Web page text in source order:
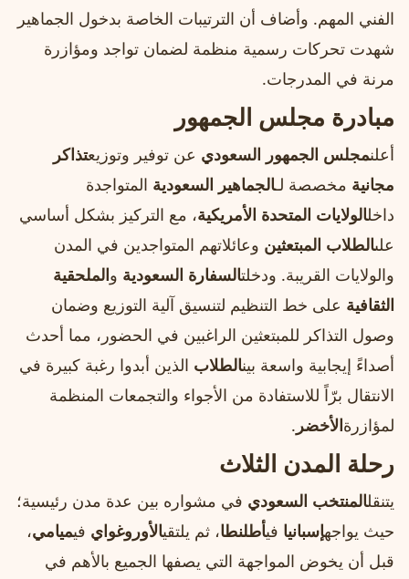
الفني المهم. وأضاف أن الترتيبات الخاصة بدخول الجماهير
شهدت تحركات رسمية منظمة لضمان تواجد ومؤازرة
مرنة في المدرجات.
مبادرة مجلس الجمهور
أعلنمجلس الجمهور السعودي عن توفير وتوزيعتذاكر
مجانية مخصصة لـالجماهير السعودية المتواجدة
داخلالولايات المتحدة الأمريكية، مع التركيز بشكل أساسي
علىالطلاب المبتعثين وعائلاتهم المتواجدين في المدن
والولايات القريبة. ودخلتالسفارة السعودية والملحقية
الثقافية على خط التنظيم لتنسيق آلية التوزيع وضمان
وصول التذاكر للمبتعثين الراغبين في الحضور، مما أحدث
أصداءً إيجابية واسعة بينالطلاب الذين أبدوا رغبة كبيرة في
الانتقال برّاً للاستفادة من الأجواء والتجمعات المنظمة
لمؤازرةالأخضر .
رحلة المدن الثلاث
يتنقلالمنتخب السعودي في مشواره بين عدة مدن رئيسية؛
حيث يواجهإسبانيا فيأطلنطا، ثم يلتقيالأوروغواي فيميامي،
قبل أن يخوض المواجهة التي يصفها الجميع بالأهم في